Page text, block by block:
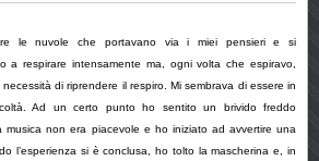
le nuvole che portavano via i miei pensieri e si
a respirare intensamente ma, ogni volta che espiravo,
di riprendere il respiro. Mi sembrava di essere in
Ad un certo punto ho sentito un brivido freddo
musica non era piacevole e ho iniziato ad avvertire una
l’esperienza si è conclusa, ho tolto la mascherina e, in